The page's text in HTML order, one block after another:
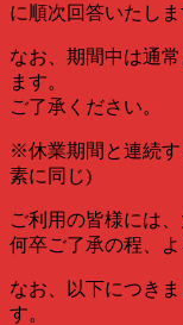
に順次回答いたしま
なお、期間中は通
ます。
ご了承ください。
※休業期間と連続
素に同じ)
ご利用の皆様には
何卒ご了承の程、
なお、以下につき
す。